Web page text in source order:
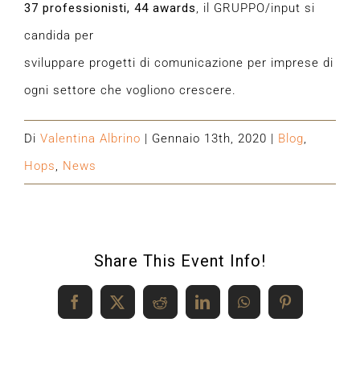
37 professionisti, 44 awards, il GRUPPO/input si
candida per
sviluppare progetti di comunicazione per imprese di
ogni settore che vogliono crescere.
Di Valentina Albrino | Gennaio 13th, 2020 | Blog,
Hops, News
Share This Event Info!
Facebook
X RedditLinkedInWhatsAppPinterest